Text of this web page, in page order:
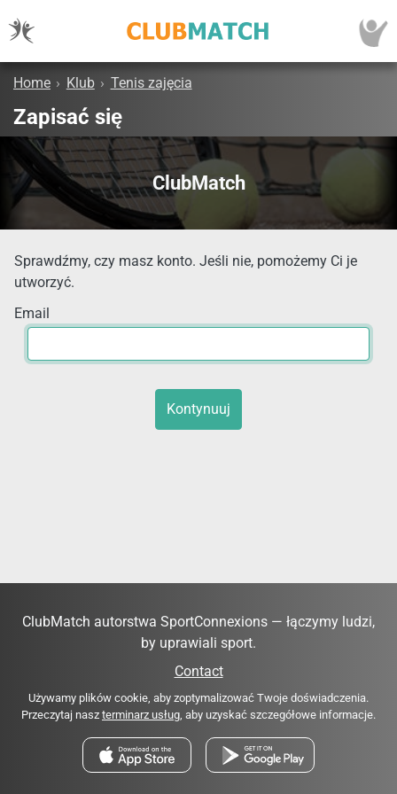
Home › Klub › Tenis zajęcia
Zapisać się
ClubMatch
Sprawdźmy, czy masz konto. Jeśli nie, pomożemy Ci je
utworzyć.
Email
Kontynuuj
ClubMatch autorstwa SportConnexions — łączymy ludzi,
by uprawiali sport.
Contact
Używamy plików cookie, aby zoptymalizować Twoje doświadczenia.
Przeczytaj nasz terminarz usług, aby uzyskać szczegółowe informacje.